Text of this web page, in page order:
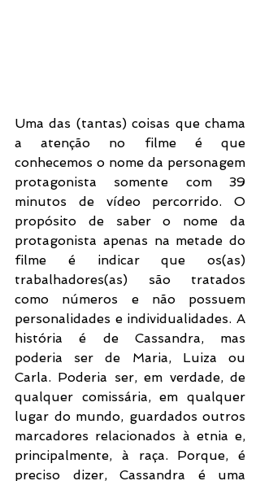
Uma das (tantas) coisas que chama
a atenção no filme é que
conhecemos o nome da personagem
protagonista somente com 39
minutos de vídeo percorrido. O
propósito de saber o nome da
protagonista apenas na metade do
filme é indicar que os(as)
trabalhadores(as) são tratados
como números e não possuem
personalidades e individualidades. A
história é de Cassandra, mas
poderia ser de Maria, Luiza ou
Carla. Poderia ser, em verdade, de
qualquer comissária, em qualquer
lugar do mundo, guardados outros
marcadores relacionados à etnia e,
principalmente, à raça. Porque, é
preciso dizer, Cassandra é uma